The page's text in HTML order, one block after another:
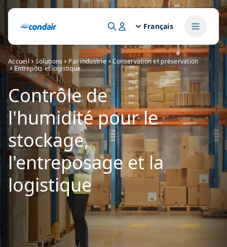
Français
Accueil Solutions Par industrie
Conservation et préservation
Entrepôts et logistique
Contrôle de
l'humidité pour le
stockage,
l'entreposage et la
logistique